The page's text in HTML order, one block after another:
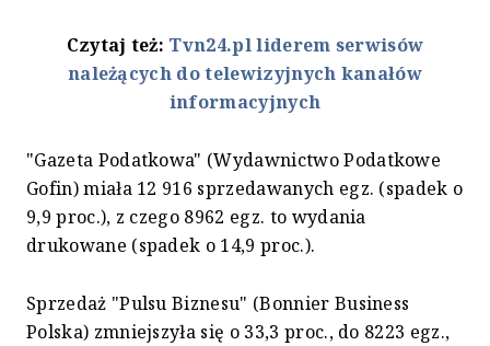
Czytaj też: Tvn24.pl liderem serwisów
należących do telewizyjnych kanałów
informacyjnych
"Gazeta Podatkowa" (Wydawnictwo Podatkowe
Gofin) miała 12 916 sprzedawanych egz. (spadek o
9,9 proc.), z czego 8962 egz. to wydania
drukowane (spadek o 14,9 proc.).
Sprzedaż "Pulsu Biznesu" (Bonnier Business
Polska) zmniejszyła się o 33,3 proc., do 8223 egz.,